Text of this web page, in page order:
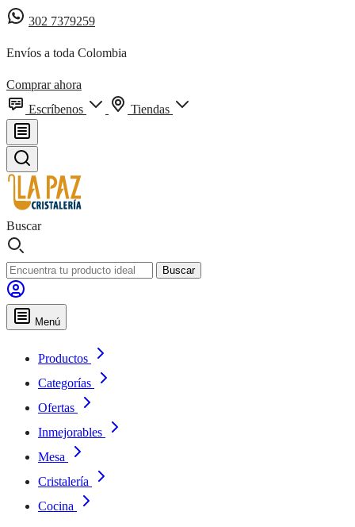
302 7379259
Envíos a toda Colombia
Comprar ahora
Escríbenos
Tiendas
Buscar
Buscar
Menú
Productos
Categorías
Ofertas
Inmejorables
Mesa
Cristalería
Cocina